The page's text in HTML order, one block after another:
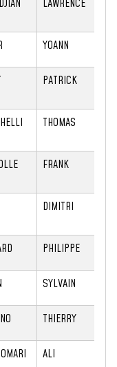
LAWRENCE
YOANN
PATRICK
THOMAS
FRANK
DIMITRI
PHILIPPE
SYLVAIN
THIERRY
ALI